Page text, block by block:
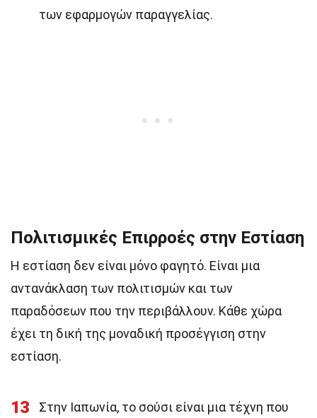
των εφαρμογών παραγγελίας.
Πολιτισμικές Επιρροές στην Εστίαση
Η εστίαση δεν είναι μόνο φαγητό. Είναι μια
αντανάκλαση των πολιτισμών και των
παραδόσεων που την περιβάλλουν. Κάθε χώρα
έχει τη δική της μοναδική προσέγγιση στην
εστίαση.
13
Στην Ιαπωνία, το σούσι είναι μια τέχνη που